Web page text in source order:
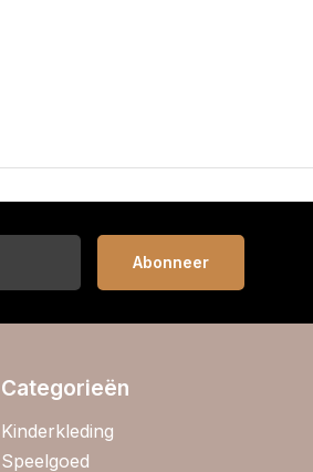
Abonneer
Categorieën
Kinderkleding
Speelgoed